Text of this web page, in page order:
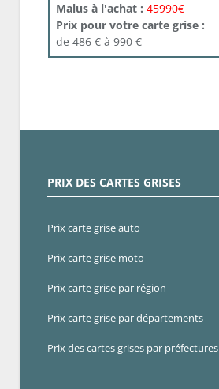
Malus à l'achat : 45990€
Prix pour votre carte grise :
de 486 € à 990 €
PRIX DES CARTES GRISES
Prix carte grise auto
Prix carte grise moto
Prix carte grise par région
Prix carte grise par départements
Prix des cartes grises par préfectures